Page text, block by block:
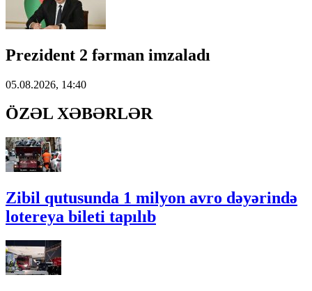
Prezident 2 fərman imzaladı
05.08.2026, 14:40
ÖZƏL XƏBƏRLƏR
Zibil qutusunda 1 milyon avro dəyərində
lotereya bileti tapılıb